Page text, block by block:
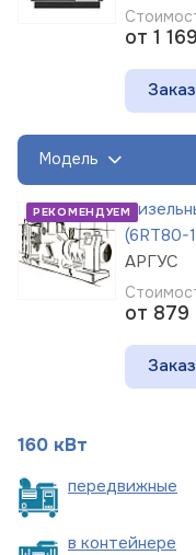
от 1
Модель
РЕКОМЕНДУЕМ
(6RT80-
АРГУС
от
160 кВт
передвижные
в контейнере